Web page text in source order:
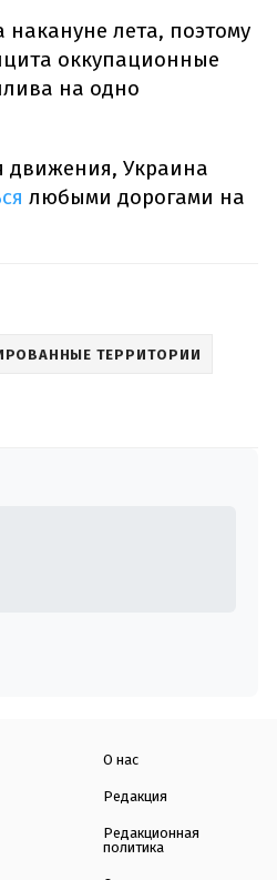
лета, поэтому
оккупационные
на одно
движения, Украина
любыми дорогами на
ТЕРРИТОРИИ
О нас
Редакция
Редакционная
политика